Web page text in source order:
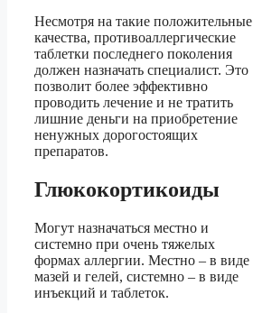
Несмотря на такие положительные
качества, противоаллергические
таблетки последнего поколения
должен назначать специалист. Это
позволит более эффективно
проводить лечение и не тратить
лишние деньги на приобретение
ненужных дорогостоящих
препаратов.
Глюкокортикоиды
Могут назначаться местно и
системно при очень тяжелых
формах аллергии. Местно – в виде
мазей и гелей, системно – в виде
инъекций и таблеток.